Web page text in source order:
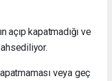
açıp kapatmadığı ve
veya geç